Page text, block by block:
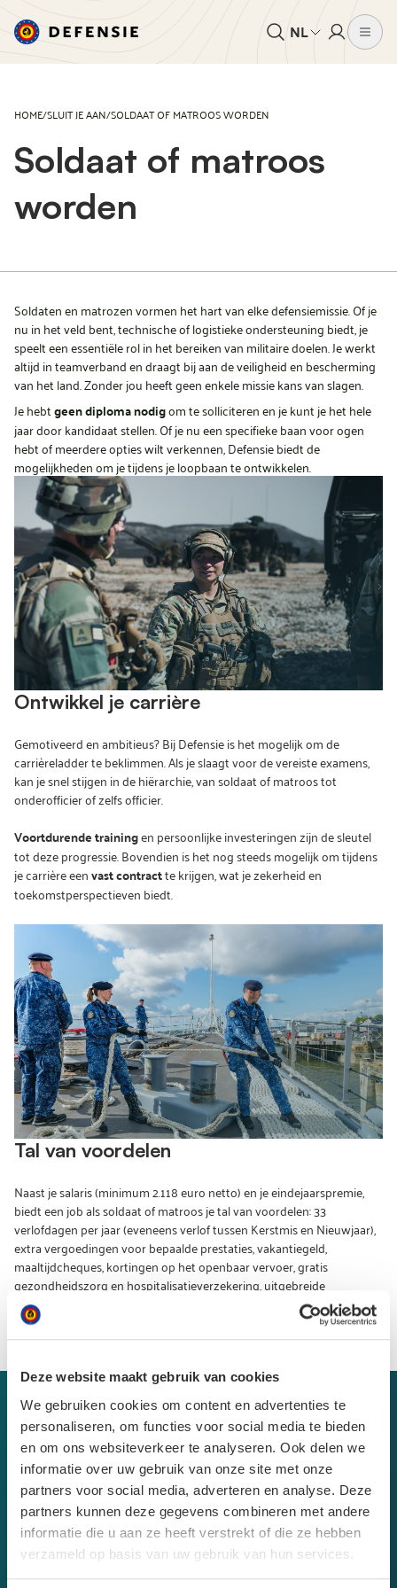
Deze website maakt gebruik van cookies
We gebruiken cookies om content en advertenties te
personaliseren, om functies voor social media te bieden
en om ons websiteverkeer te analyseren. Ook delen we
informatie over uw gebruik van onze site met onze
partners voor social media, adverteren en analyse. Deze
partners kunnen deze gegevens combineren met andere
informatie die u aan ze heeft verstrekt of die ze hebben
verzameld op basis van uw gebruik van hun services.
NL
HOME/SLUIT JE AAN/SOLDAAT OF MATROOS WORDEN
Soldaat of matroos
worden
Soldaten en matrozen vormen het hart van elke defensiemissie. Of je
nu in het veld bent, technische of logistieke ondersteuning biedt, je
speelt een essentiële rol in het bereiken van militaire doelen. Je werkt
altijd in teamverband en draagt bij aan de veiligheid en bescherming
van het land. Zonder jou heeft geen enkele missie kans van slagen.
Je hebtgeen diploma nodigom te solliciteren en je kunt je het hele
jaar door kandidaat stellen. Of je nu een specifieke baan voor ogen
hebt of meerdere opties wilt verkennen, Defensie biedt de
mogelijkheden om je tijdens je loopbaan te ontwikkelen.
Ontwikkel je carrière
Gemotiveerd en ambitieus? Bij Defensie is het mogelijk om de
carrièreladder te beklimmen. Als je slaagt voor de vereiste examens,
kan je snel stijgen in de hiërarchie, van soldaat of matroos tot
onderofficier of zelfs officier.
Voortdurende trainingen persoonlijke investeringen zijn de sleutel
tot deze progressie. Bovendien is het nog steeds mogelijk om tijdens
je carrière eenvast contractte krijgen, wat je zekerheid en
toekomstperspectieven biedt.
Tal van voordelen
Naast je salaris (minimum 2.118 euro netto) en je eindejaarspremie,
biedt een job als soldaat of matroos je tal van voordelen: 33
verlofdagen per jaar (eveneens verlof tussen Kerstmis en Nieuwjaar),
extra vergoedingen voor bepaalde prestaties, vakantiegeld,
maaltijdcheques, kortingen op het openbaar vervoer, gratis
gezondheidszorg en hospitalisatieverzekering, uitgebreide
opleidingsmogelijkheden, enz.
Ontdek deze en vele andere voordelen in onze jobaanbiedingen!
Je beroep kiezen
Twijfel je tussen meerdere opties? Bij Defensie
kun je solliciteren op een vacature met
meerdere carrièremogelijkheden, zodat je
verschillende functies kunt ontdekken voordat